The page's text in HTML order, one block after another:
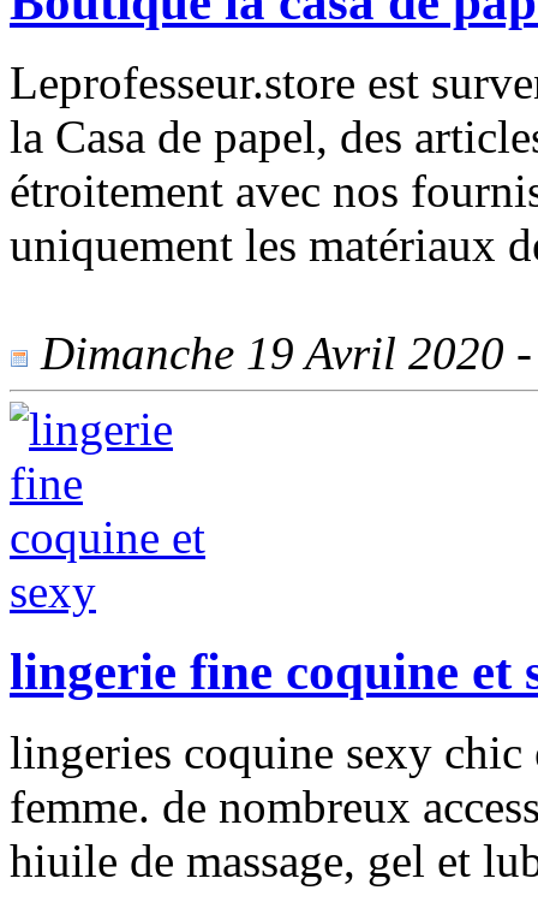
Leprofesseur.store est
la Casa de papel, des
étroitement avec nos
uniquement les matériaux
Dimanche 19 Avril 2020
lingerie fine coquine et
lingeries coquine sexy
femme. de nombreux
hiuile de massage, gel et